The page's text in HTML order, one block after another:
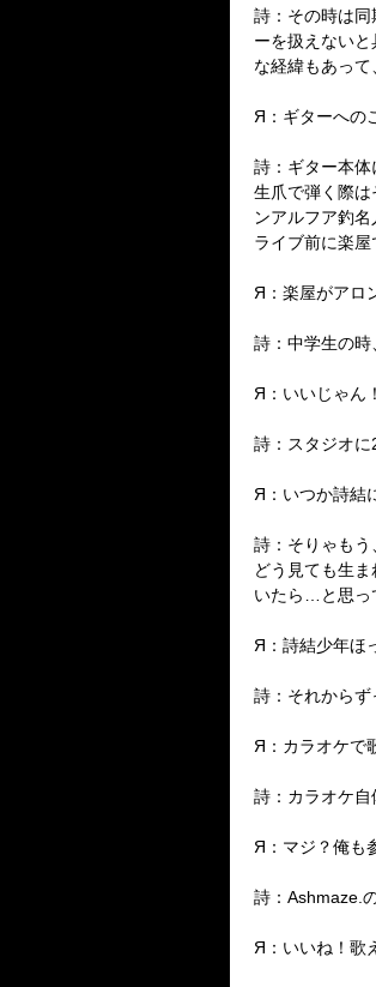
詩：その時は
ーを扱えない
な経緯もあっ
Я：ギターへの
詩：ギター本
生爪で弾く際
ンアルフア釣
ライブ前に楽
Я：楽屋がアロ
詩：中学生の時
Я：いいじゃん
詩：スタジオに
Я：いつか詩結
詩：そりゃも
どう見ても生
いたら…と思っ
Я：詩結少年ほ
詩：それからず
Я：カラオケで
詩：カラオケ
Я：マジ？俺も
詩：Ashmaze.
Я：いいね！歌